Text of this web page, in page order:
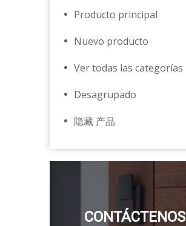
Producto principal
Nuevo producto
Ver todas las categorías
Desagrupado
隐藏 产品
CONTÁCTENOS